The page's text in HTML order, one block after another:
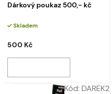
Dárkový poukaz 500,- kč
Skladem
500 Kč
Kód: DAREK2